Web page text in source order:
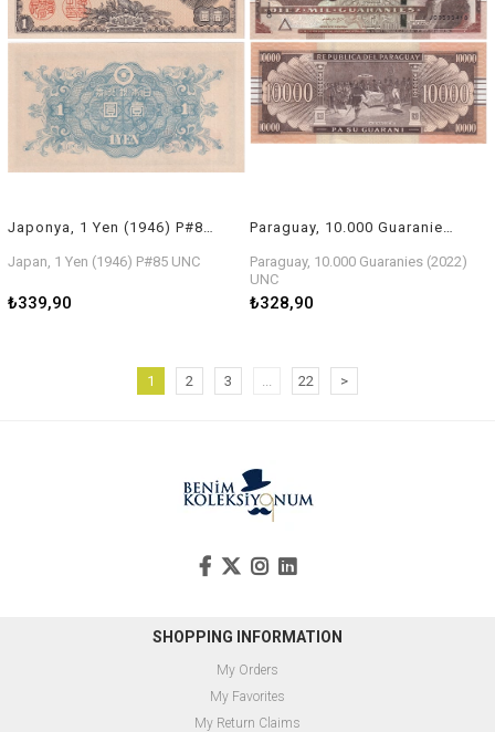
Japonya, 1 Yen (1946) P#85 ÇİL
Japan, 1 Yen (1946) P#85 UNC
₺339,90
Paraguay, 10.000 Guaranies (2022) ÇİL Eski Yabancı Polimer Para
Paraguay, 10.000 Guaranies (2022)
UNC
₺328,90
1 2 3 ... 22 >
SHOPPING INFORMATION
My Orders
My Favorites
My Return Claims